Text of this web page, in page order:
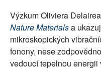
Výzkum Oliviera
Nature Materialsa
mikroskopických
fonony, nese
vedoucí tepelnou energii